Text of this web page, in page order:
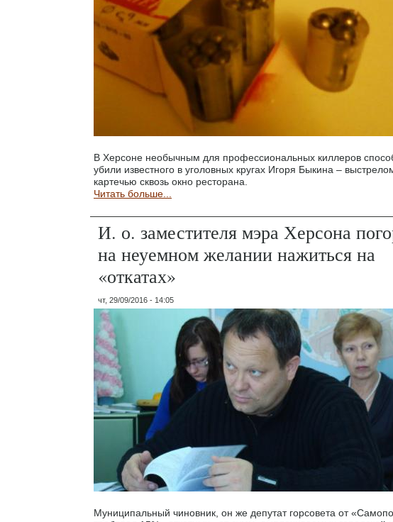
В Херсоне необычным для профессиональных киллеров
убили известного в уголовных кругах Игоря Быкина –
картечью сквозь окно ресторана.
Читать больше...
И. о. заместителя мэра Херсона
на неуемном желании нажиться на
«откатах»
чт, 29/09/2016 - 14:05
Муниципальный чиновник, он же депутат горсовета от